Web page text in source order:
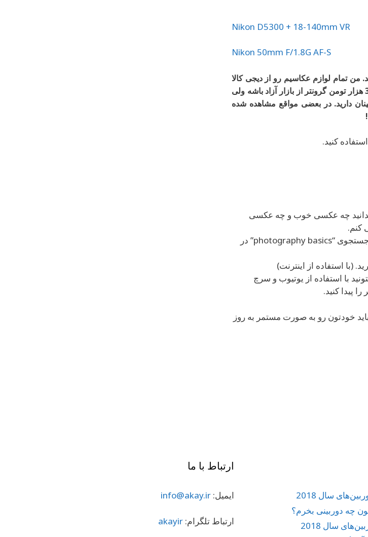
Nikon D5300 + 18-140mm VR
Nikon 50mm F/1.8G AF-S
من تمام لوازم عکاسیم رو از دیجی کالا
خریدم و از کیفیت خدماتشون خیلی راضی بودم. شاید قیمتاشون 20-30 هزار تومن گرونتر از بازار آزاد باشه ولی
دارید. در بعضی مواقع مشاهده شده
استفاده کنید.
بدانید چه عکسی خوب و چه عکسی
با استفاده از یوتیوب ویدئو آموزش عکاسی ببینید. میتونید با جستجوی “photography basics” در
(با استفاده از اینترنت)
با استفاده از یوتیوب و سرچ
خودتون رو به صورت مستمر به روز
سال 2018
سال 2018
ارتباط با ما
ایمیل: info@akay.ir
ارتباط تلگرام: akayir